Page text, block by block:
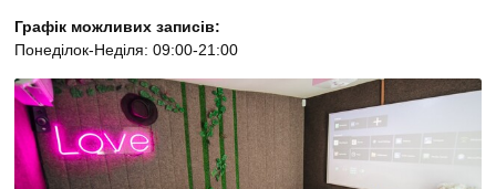
Графік можливих записів:
Понеділок-Неділя: 09:00-21:00